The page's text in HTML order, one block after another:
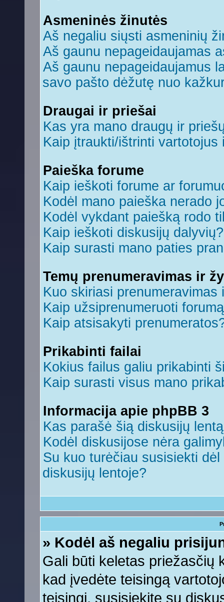
Asmeninės žinutės
Aš negaliu siųsti asmeninių
Aš gaunu nepageidaujamas
Aš gaunu nepageidaujamus
savo pašto dėžutę nuo
Draugai ir priešai
Kas yra mano draugų ir
Kaip įtraukti/ištrinti
Paieška forume
Kaip ieškoti forume ar
Kodėl mano paieška nerado
Kodėl vykdant paiešką rodo
Kaip ieškoti diskusijų dalyvių?
Kaip surasti mano paties
Temų prenumeravimas ir
Kuo skiriasi prenumeravimas
Kaip užsiprenumeruoti
Kaip atsisakyti
Prikabinti failai
Kokius failus galiu prikabinti
Kaip surasti visus mano
Informacija apie phpBB 3
Kas parašė šią diskusijų
Kodėl diskusijose nėra
Su kuo turėčiau susisiekti
diskusijų lentoje?
» Kodėl aš negaliu
Gali būti keletas priežasčių
kad įvedėte teisingą
teisingi, susisiekite su